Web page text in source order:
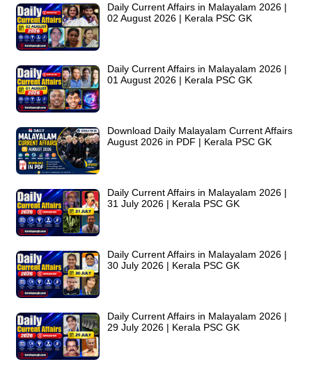
Daily Current Affairs in Malayalam 2026 |
02 August 2026 | Kerala PSC GK
Daily Current Affairs in Malayalam 2026 |
01 August 2026 | Kerala PSC GK
Download Daily Malayalam Current Affairs
August 2026 in PDF | Kerala PSC GK
Daily Current Affairs in Malayalam 2026 |
31 July 2026 | Kerala PSC GK
Daily Current Affairs in Malayalam 2026 |
30 July 2026 | Kerala PSC GK
Daily Current Affairs in Malayalam 2026 |
29 July 2026 | Kerala PSC GK